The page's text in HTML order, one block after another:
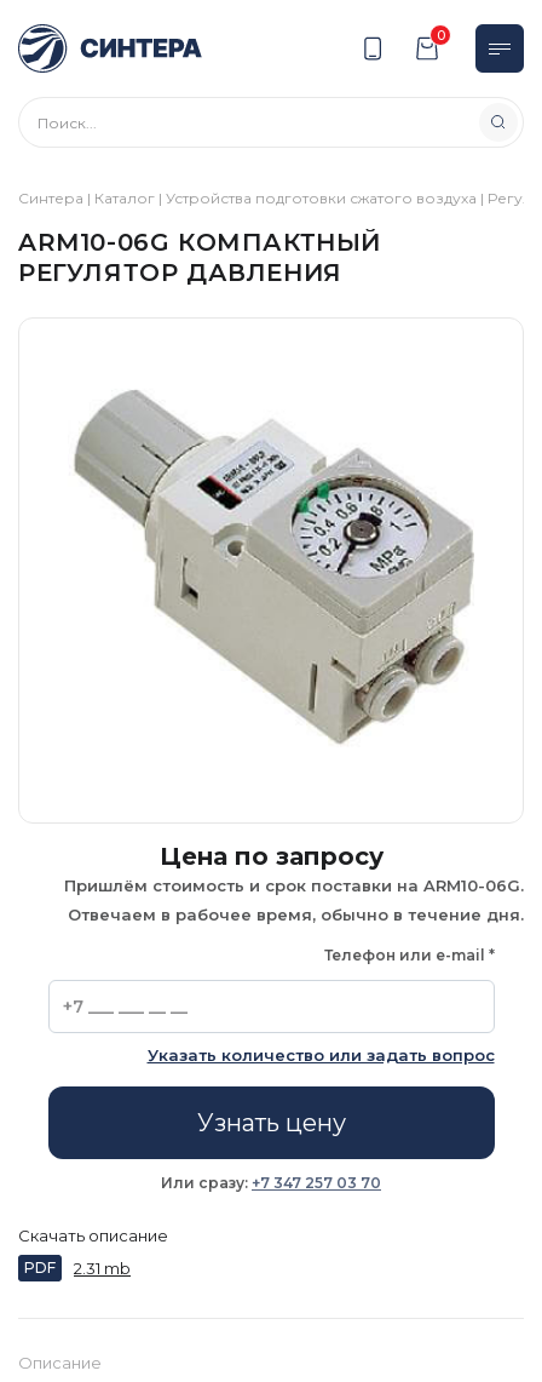
0
Синтера | Каталог | Устройства подготовки сжатого воздуха |
ARM10-06G КОМПАКТНЫЙ
РЕГУЛЯТОР ДАВЛЕНИЯ
Описание
Цена по запросу
Пришлём стоимость и срок поставки на ARM10-06G.
Отвечаем в рабочее время, обычно в течение дня.
Телефон или e-mail *
Указать количество или задать вопрос
Узнать цену
Или сразу: +7 347 257 03 70
Скачать описание
PDF 2.31 mb